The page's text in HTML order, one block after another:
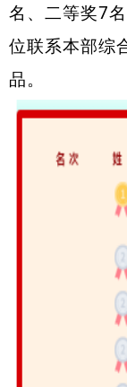
名、二等奖7
位联系本部综
品。